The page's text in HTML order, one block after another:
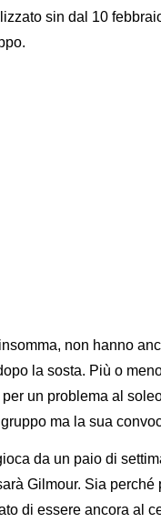
sin dal 10
non hanno
la sosta. Più o
un problema al
ma la sua
da un paio di
Gilmour. Sia
di essere ancora al